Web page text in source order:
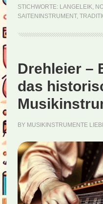
STICHWORTE: LANGELEIK,
SAITENINSTRUMENT,
Drehleier –
das
BY MUSIKINSTRUMENTE